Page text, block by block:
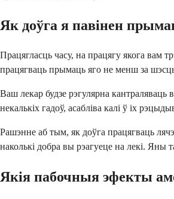
Як доўга я павінен
Працягласць часу, на працягу якога вам
працягваць прымаць яго не менш за
Ваш лекар будзе рэгулярна
некалькіх гадоў, асабліва калі ў іх
Рашэнне аб тым, як доўга працягваць
наколькі добра вы рэагуеце на лекі.
Якія пабочныя эфекты